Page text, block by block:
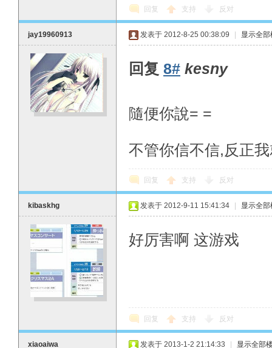
回复 支持 反对
jay19960913 发表于 2012-8-25 00:38:09 显示全部
回复 8# kesny
隨便你說= =
不管你信不信,反正
回复 支持 反对
kibaskhg 发表于 2012-9-11 15:41:34 显示全部
好厉害啊 这游戏
回复 支持 反对
xiaoaiwa 发表于 2013-1-2 21:14:33 显示全部